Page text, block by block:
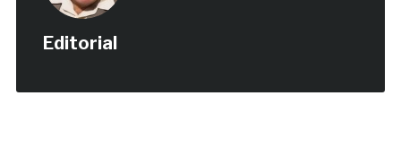
Editorial